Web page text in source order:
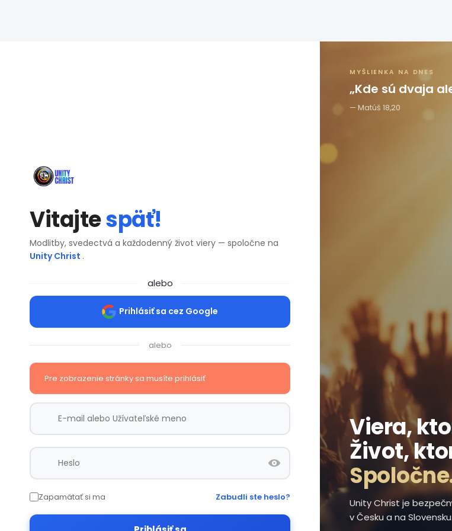
Vitajtespäť!
Modlitby, svedectvá a každodenný život viery — spoločne na
Unity Christ .
alebo
Prihlásiť sa cez Google
alebo
Pre zobrazenie stránky sa musíte prihlásiť
Zapamätať si ma Zabudli ste heslo?
Viera,
Život,
Unity Christ je
v Česku a na Slovensku.
MYŠLIENKA NA DNES
„Kde sú dvaja
Matúš 18,20